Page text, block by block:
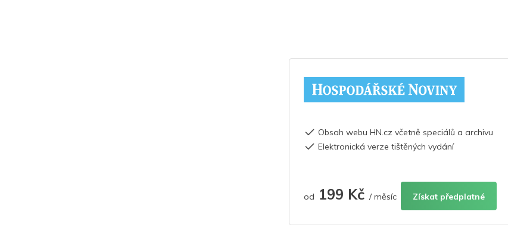
Obsah webu HN.cz včetně speciálů a archivu
Elektronická verze tištěných vydání
od 199 Kč / měsíc Získat předplatné